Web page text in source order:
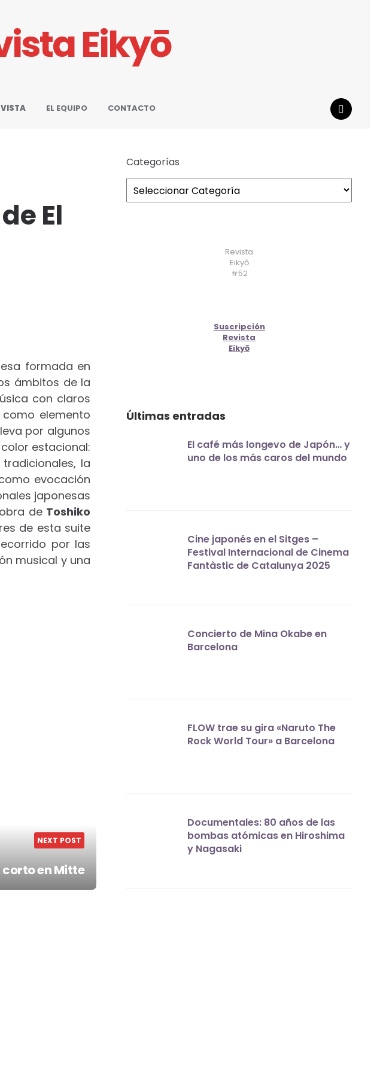
Eikyō
EL EQUIPO
CONTACTO
El
formada en
ámbitos de la
con claros
elemento
por algunos
estacional:
la
evocación
japonesas
de Toshiko
de esta suite
por las
musical y una
NEXT POST
en Mitte
Categorías
Revista
Eikyō
#52
Suscripción
Revista
Eikyō
Últimas entradas
El café más longevo de Japón… y
uno de los más caros del mundo
Cine japonés en el Sitges –
Festival Internacional de Cinema
Fantàstic de Catalunya 2025
Concierto de Mina Okabe en
Barcelona
FLOW trae su gira «Naruto The
Rock World Tour» a Barcelona
Documentales: 80 años de las
bombas atómicas en Hiroshima
y Nagasaki